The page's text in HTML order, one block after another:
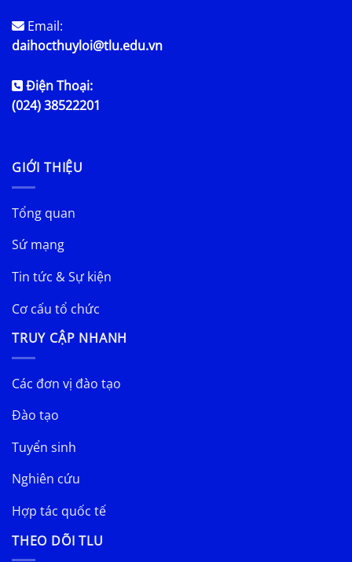
Email:
daihocthuyloi@tlu.edu.vn
Điện Thoại:
(024) 38522201
GIỚI THIỆU
Tổng quan
Sứ mạng
Tin tức & Sự kiện
Cơ cấu tổ chức
TRUY CẬP NHANH
Các đơn vị đào tạo
Đào tạo
Tuyển sinh
Nghiên cứu
Hợp tác quốc tế
THEO DÕI TLU